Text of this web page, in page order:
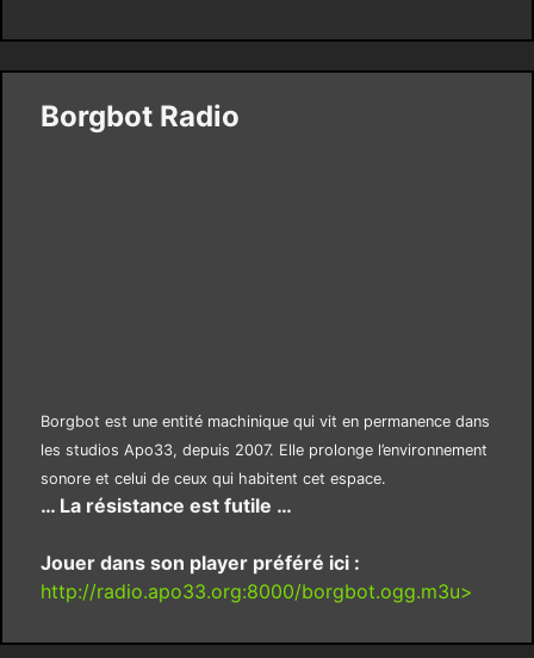
Borgbot Radio
Borgbot est une entité machinique qui vit en permanence dans
les studios Apo33, depuis 2007. Elle prolonge l’environnement
sonore et celui de ceux qui habitent cet espace.
… La résistance est futile …
Jouer dans son player préféré ici :
http://radio.apo33.org:8000/borgbot.ogg.m3u>